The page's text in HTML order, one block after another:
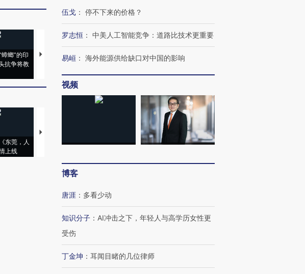
螂”的印
抗争将教
视线｜“入侵”还是“人道危
机”？难民潮撕裂西班牙
飞地休达
湖北宜昌局部短时降雨
128毫米 紧急转移近
4000人
米
东莞，人
上线
【推广】走进第四届链博
会，让数智科技“链”接产
【特别呈现】寻找100种
【商旅对话】华住集团
CFO：不靠规模取胜，华
伍戈 ： 停不下来的价格？
罗志恒 ： 中美人工智能竞争：道路比技术更重要
易峘 ： 海外能源供给缺口对中国的影响
视频
博客
唐涯 ： 多看少动
知识分子 ： AI冲击之下，年轻人与高学历女性更
受伤
丁金坤 ： 耳闻目睹的几位律师